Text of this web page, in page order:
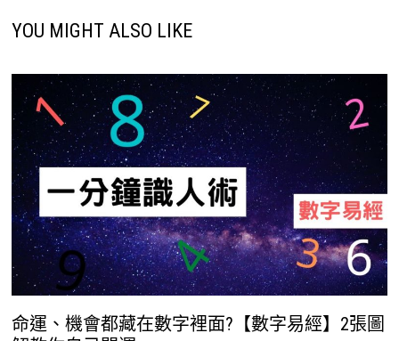
YOU MIGHT ALSO LIKE
命運、機會都藏在數字裡面?【數字易經】2張圖